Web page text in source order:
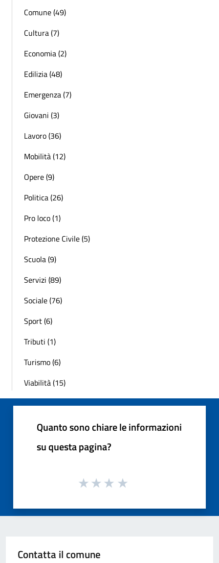
Comune (49)
Cultura (7)
Economia (2)
Edilizia (48)
Emergenza (7)
Giovani (3)
Lavoro (36)
Mobilità (12)
Opere (9)
Politica (26)
Pro loco (1)
Protezione Civile (5)
Scuola (9)
Servizi (89)
Sociale (76)
Sport (6)
Tributi (1)
Turismo (6)
Viabilità (15)
Quanto sono chiare le informazioni
su questa pagina?
Contatta il comune